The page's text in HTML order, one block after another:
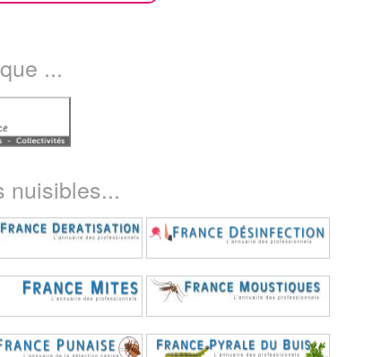
...
nuisibles...